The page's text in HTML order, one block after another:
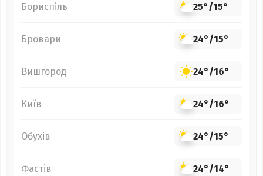
Бориспіль 25°/15°
Бровари 24°/15°
Вишгород 24°/16°
Київ 24°/16°
Обухів 24°/15°
Фастів 24°/14°